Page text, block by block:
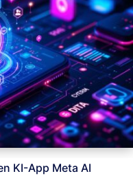
KI-App Meta AI